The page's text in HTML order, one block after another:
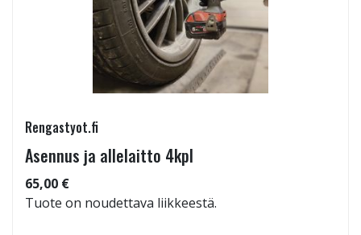
Rengastyot.fi
Asennus ja allelaitto 4kpl
65,00 €
Tuote on noudettava liikkeestä.